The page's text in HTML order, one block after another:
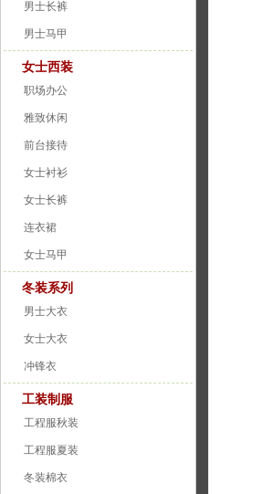
男士长裤
男士马甲
女士西装
职场办公
雅致休闲
前台接待
女士衬衫
女士长裤
连衣裙
女士马甲
冬装系列
男士大衣
女士大衣
冲锋衣
工装制服
工程服秋装
工程服夏装
冬装棉衣